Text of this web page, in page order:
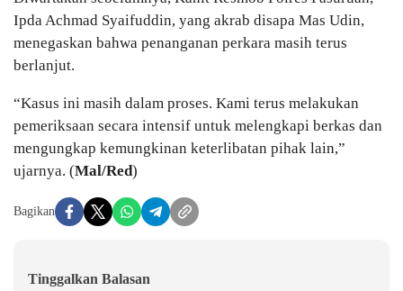
Ipda Achmad Syaifuddin, yang akrab disapa Mas Udin,
menegaskan bahwa penanganan perkara masih terus
berlanjut.
“Kasus ini masih dalam proses. Kami terus melakukan
pemeriksaan secara intensif untuk melengkapi berkas dan
mengungkap kemungkinan keterlibatan pihak lain,”
ujarnya. (Mal/Red)
Bagikan
Tinggalkan Balasan